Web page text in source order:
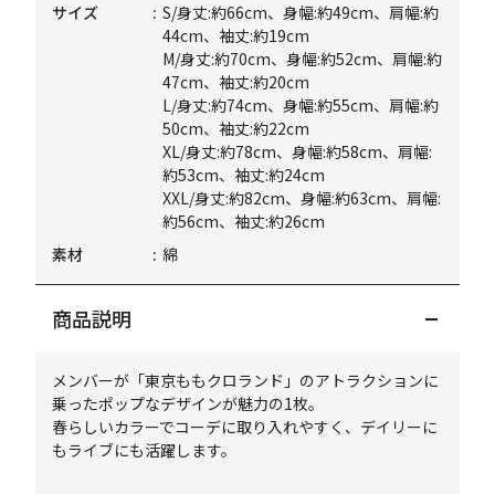
サイズ
S/身丈:約66cm、身幅:約49cm、肩幅:約
44cm、袖丈:約19cm
M/身丈:約70cm、身幅:約52cm、肩幅:約
47cm、袖丈:約20cm
L/身丈:約74cm、身幅:約55cm、肩幅:約
50cm、袖丈:約22cm
XL/身丈:約78cm、身幅:約58cm、肩幅:
約53cm、袖丈:約24cm
XXL/身丈:約82cm、身幅:約63cm、肩幅:
約56cm、袖丈:約26cm
素材
綿
商品説明
メンバーが「東京ももクロランド」のアトラクションに
乗ったポップなデザインが魅力の1枚。
春らしいカラーでコーデに取り入れやすく、デイリーに
もライブにも活躍します。